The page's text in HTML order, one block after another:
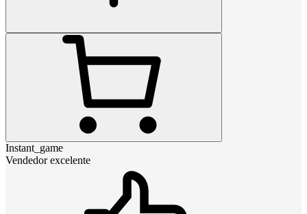
Instant_game
Vendedor excelente